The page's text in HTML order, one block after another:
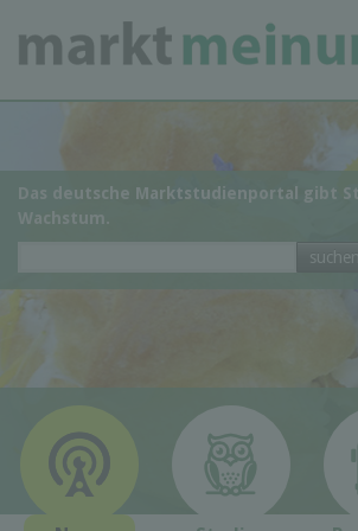
Das deutsche Marktstudienportal gibt
Wachstum.